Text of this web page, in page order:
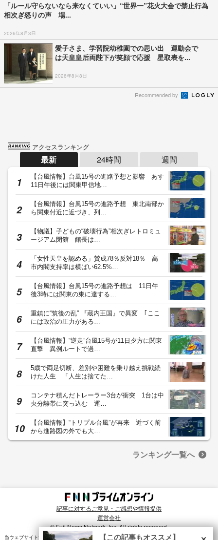
「ルール守らないなら来なくていい」“世界一”花火大会で禁止行為
相次ぎ怒りの声 場...
2026年8月3日
愛子さま、学習院幼稚園での思い出 運動会で
は天皇皇后両陛下が笑顔で応援 星取表を...
2026年8月8日
Recommended by
アクセスランキング
最新 24時間 週間
【台風情報】台風15号の進路予想と影響 あす
11日午後には関東甲信地…
【台風情報】台風15号の進路予想 東北南部か
ら関東付近に近づき、列…
【物議】子どもの“破壊行為”相次ぎレトロミュ
ージアム閉館 館長は…
「女性天皇を認める」賛成78％反対18％ 高
市内閣支持率は横ばい62.5%…
【台風情報】台風15号の進路予想は 11日午
後3時には関東の東に達する…
重鎮に“筑後の乱” 『蔵内王国』で異変 ｢ここ
には政治の圧力がある…
【台風情報】“逆走”台風15号が11日夕方に関東
直撃 異例ルートで過…
5歳で両足切断、差別や困難を乗り越え挑戦続
けた人生 「人生は捨てた…
コンテナ積んだトレーラー3台が衝突 1台は中
央分離帯に突っ込む 運…
【台風情報】“トリプル台風”が再来 近づく前
から進路図の外でも大…
ランキング一覧へ
記事に対するご意見・ご感想や情報提供
運営会社
© Fuji News Network, Inc. All rights reserved.
当ウェブサイトでは、ユーザのニーズ・興味・関⼼に合致したコンテンツや広告配信を提供する
【この記事もオススメ】